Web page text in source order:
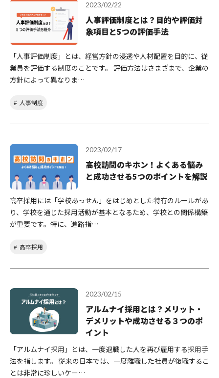
2023/02/22
人事評価制度とは？目的や評価対
象項目と5つの評価手法
「人事評価制度」とは、経営方針の浸透や人材配置を目的に、従
業員を評価する制度のことです。 評価方法はさまざまで、企業の
方針によって異なりま…
人事制度
2023/02/17
高校訪問のキホン！よくある悩み
と成功させる5つのポイントを解説
高卒採用には「学校あっせん」をはじめとした特有のルールがあ
り、学校を通じた採用活動が基本となるため、学校との関係構築
が重要です。特に、進路指…
高卒採用
2023/02/15
アルムナイ採用とは？メリット・
デメリットや成功させる３つのポ
イント
「アルムナイ採用」とは、一度退職した人を再び雇用する採用手
法を指します。 従来の日本では、一度離職した社員が復職するこ
とは非常に珍しいケー…